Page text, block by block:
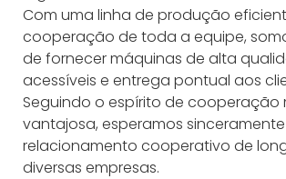
Com uma linha de produção
cooperação de toda a equipe,
de fornecer máquinas de alta
acessíveis e entrega pontual aos
Seguindo o espírito de cooperação
vantajosa, esperamos
relacionamento cooperativo de
diversas empresas.